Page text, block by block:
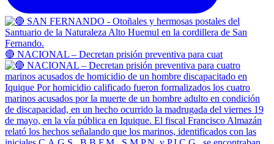
🔴 NACIONAL – Decretan prisión preventiva para cuat